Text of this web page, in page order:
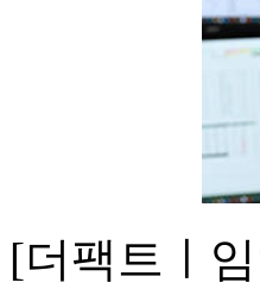
[더팩트ㅣ